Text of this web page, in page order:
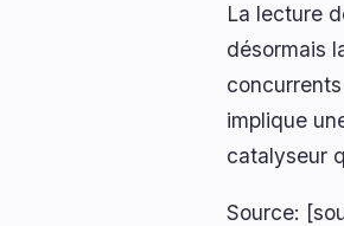
La lecture
désormais
implique
catalyseur
Source: